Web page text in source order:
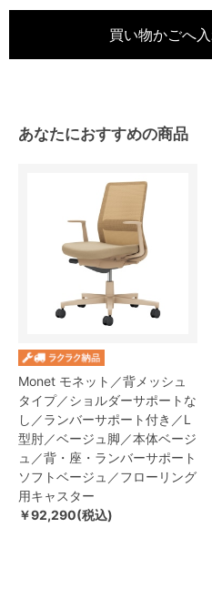
あなたにおすすめの商品
Monet モネット／背メッシュ
タイプ／ショルダーサポートな
し／ランバーサポート付き／L
型肘／ベージュ脚／本体ベージ
ュ／背・座・ランバーサポート
ソフトベージュ／フローリング
用キャスター
￥92,290(税込)